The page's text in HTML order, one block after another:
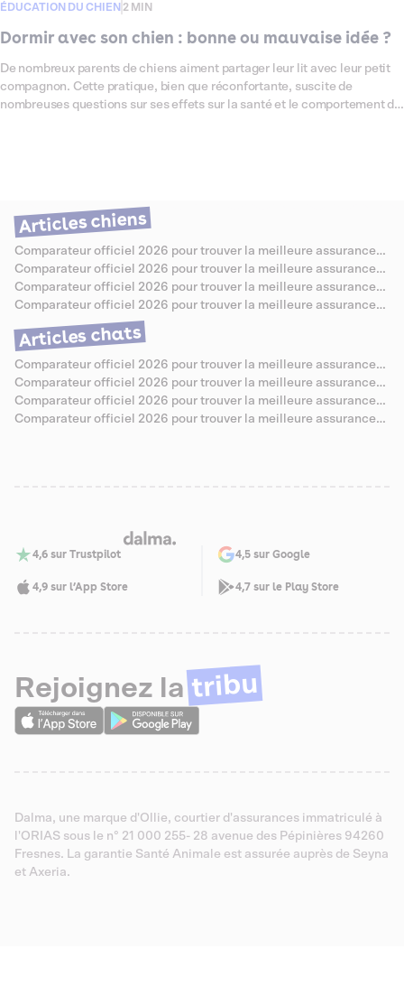
ÉDUCATION DU CHIEN 2 MIN
Dormir avec son chien : bonne ou mauvaise idée ?
De nombreux parents de chiens aiment partager leur lit avec leur petit
compagnon. Cette pratique, bien que réconfortante, suscite de
nombreuses questions sur ses effets sur la santé et le comportement du
de chacun.
Articles chiens
Comparateur officiel 2026 pour trouver la meilleure assurance
santé pour Berger Allemand
Comparateur officiel 2026 pour trouver la meilleure assurance
santé pour Caniche
Comparateur officiel 2026 pour trouver la meilleure assurance
santé pour Bouledogue Anglais
Comparateur officiel 2026 pour trouver la meilleure assurance
santé pour Jack Russell
Articles chats
Comparateur officiel 2026 pour trouver la meilleure assurance
santé pour Chartreux
Comparateur officiel 2026 pour trouver la meilleure assurance
santé pour Sibérien
Comparateur officiel 2026 pour trouver la meilleure assurance
santé pour Abyssin
Comparateur officiel 2026 pour trouver la meilleure assurance
4,6 sur Trustpilot 4,5 sur Google
4,9 sur l’App Store 4,7 sur le Play Store
Rejoignez la tribu
Dalma, une marque d'Ollie, courtier d'assurances immatriculé à
l'ORIAS sous le n° 21 000 255- 28 avenue des Pépinières 94260
Fresnes. La garantie Santé Animale est assurée auprès de Seyna
et Axeria.